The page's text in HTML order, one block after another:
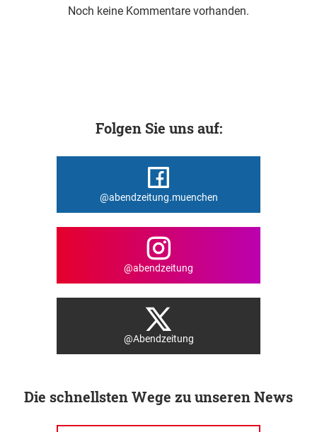
Noch keine Kommentare vorhanden.
Folgen Sie uns auf:
@abendzeitung.muenchen
@abendzeitung
@Abendzeitung
Die schnellsten Wege zu unseren News